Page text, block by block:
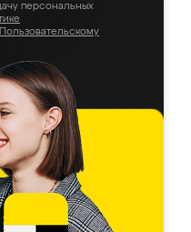
персональных
Пользовательскому